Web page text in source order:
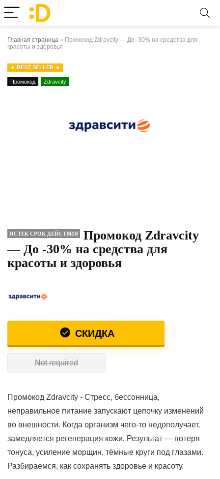
Главная страница » Промокод Zdravcity — До -30% на средства для
красоты и здоровья
BEST SELLER
Промокод Zdravcity
ИСТЕК СРОК ДЕЙСТВИЯ
Промокод Zdravcity
— До -30% на средства для
красоты и здоровья
СКИДКА
Not required
Промокод Zdravcity - Стресс, бессонница,
неправильное питание запускают цепочку изменений
во внешности. Когда организм чего-то недополучает,
замедляется регенерация кожи. Результат — потеря
тонуса, усиление морщин, тёмные круги под глазами.
Разбираемся, как сохранять здоровье и красоту.